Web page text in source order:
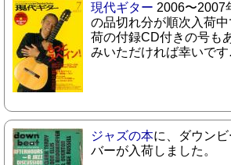
現代ギター 2006〜2007
の品切れ分が順次入荷
荷の付録CD付きの号も
みいただければ幸いです
ジャズの本に、ダウン
バーが入荷しました。